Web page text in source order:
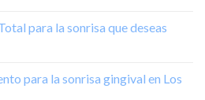
para la sonrisa que deseas
para la sonrisa gingival en Los